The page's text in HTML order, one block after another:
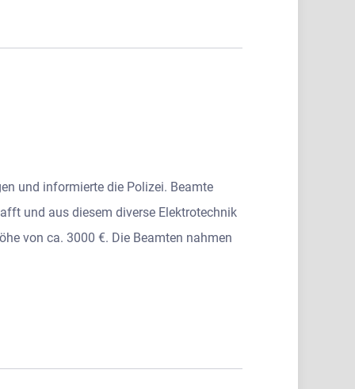
und informierte die Polizei. Beamte
und aus diesem diverse Elektrotechnik
von ca. 3000 €. Die Beamten nahmen